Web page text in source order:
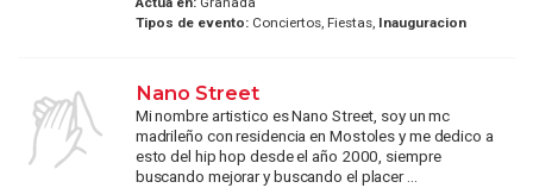
Tipos de evento:Conciertos, Fiestas, Inauguracion
Nano Street
Mi nombre artistico es Nano Street, soy un mc
madrileño con residencia en Mostoles y me dedico a
esto del hip hop desde el año 2000, siempre
buscando mejorar y buscando el placer ...